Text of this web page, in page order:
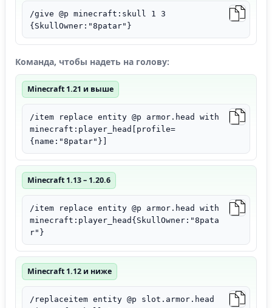
/give @p minecraft:skull 1 3
{SkullOwner:"8patar"}
Команда, чтобы надеть на голову:
Minecraft 1.21 и выше
/item replace entity @p armor.head with
minecraft:player_head[profile=
{name:"8patar"}]
Minecraft 1.13 – 1.20.6
/item replace entity @p armor.head with
minecraft:player_head{SkullOwner:"8pata
r"}
Minecraft 1.12 и ниже
/replaceitem entity @p slot.armor.head